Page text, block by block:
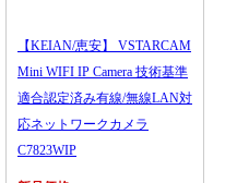
【KEIAN/恵安】 VSTARCAM
Mini WIFI IP Camera 技術基準
適合認定済み有線/無線LAN対
応ネットワークカメラ
C7823WIP